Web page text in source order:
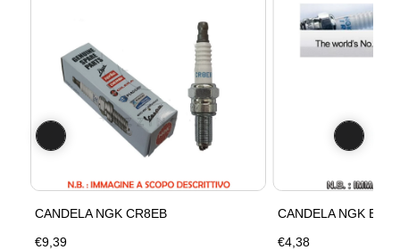
CANDELA NGK CR8EB
€9,39
CANDELA NGK
€4,38